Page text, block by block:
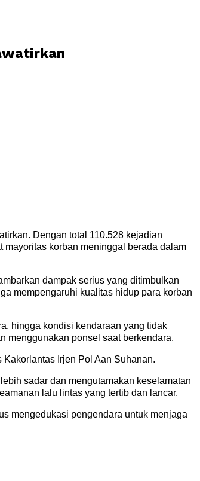
Dengan total 110.528 kejadian
mayoritas korban meninggal berada dalam
dampak serius yang ditimbulkan
mempengaruhi kualitas hidup para korban
hingga kondisi kendaraan yang tidak
menggunakan ponsel saat berkendara.
Irjen Pol Aan Suhanan.
sadar dan mengutamakan keselamatan
lalu lintas yang tertib dan lancar.
mengedukasi pengendara untuk menjaga